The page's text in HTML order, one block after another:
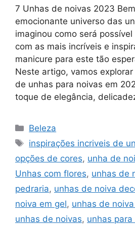
7 Unhas de noivas 2023
emocionante universo das
imaginou como será
com as mais incríveis e
manicure para este tão
Neste artigo, vamos
de unhas para noivas em
toque de elegância,
Categorias
Beleza
Tags
inspirações incriveis de
opções de cores, unha de
Unhas com flores, unhas de
pedraria, unhas de noiva
noiva em gel, unhas de
unhas de noivas, unhas para